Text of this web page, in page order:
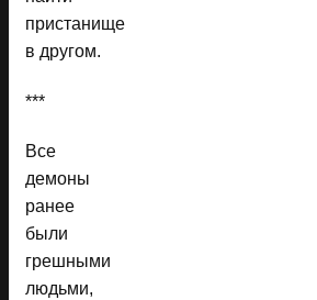
пристанище
в другом.
***
Все
демоны
ранее
были
грешными
людьми,